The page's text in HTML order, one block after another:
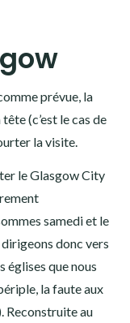
prévue, la
(c’est le cas de
la visite.
le Glasgow City
samedi et le
donc vers
églises que nous
la faute aux
Reconstruite au